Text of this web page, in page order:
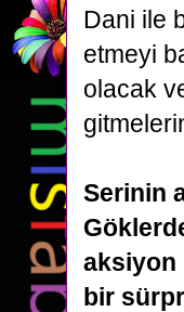
Dani ile
etmeyi
olacak
Serinin
aksiyon
bir